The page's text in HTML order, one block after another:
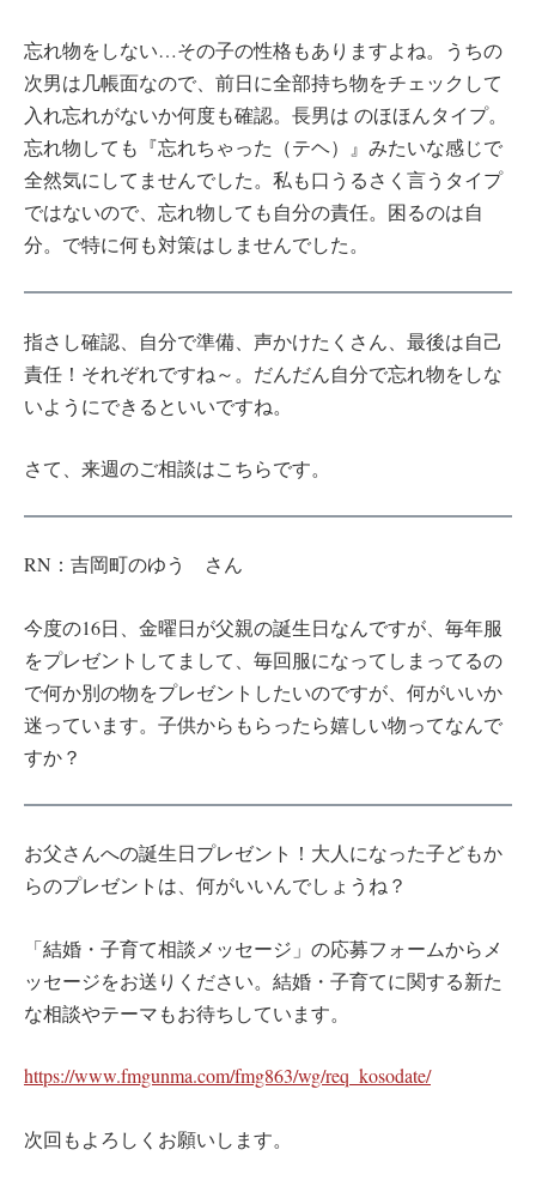
忘れ物をしない…その子の性格もありますよね。うちの
次男は几帳面なので、前日に全部持ち物をチェックして
入れ忘れがないか何度も確認。長男は のほほんタイプ。
忘れ物しても『忘れちゃった（テヘ）』みたいな感じで
全然気にしてませんでした。私も口うるさく言うタイプ
ではないので、忘れ物しても自分の責任。困るのは自
分。で特に何も対策はしませんでした。
指さし確認、自分で準備、声かけたくさん、最後は自己
責任！それぞれですね～。だんだん自分で忘れ物をしな
いようにできるといいですね。
さて、来週のご相談はこちらです。
RN：吉岡町のゆう さん
今度の16日、金曜日が父親の誕生日なんですが、毎年服
をプレゼントしてまして、毎回服になってしまってるの
で何か別の物をプレゼントしたいのですが、何がいいか
迷っています。子供からもらったら嬉しい物ってなんで
すか？
お父さんへの誕生日プレゼント！大人になった子どもか
らのプレゼントは、何がいいんでしょうね？
「結婚・子育て相談メッセージ」の応募フォームからメ
ッセージをお送りください。結婚・子育てに関する新た
な相談やテーマもお待ちしています。
https://www.fmgunma.com/fmg863/wg/req_kosodate/
次回もよろしくお願いします。